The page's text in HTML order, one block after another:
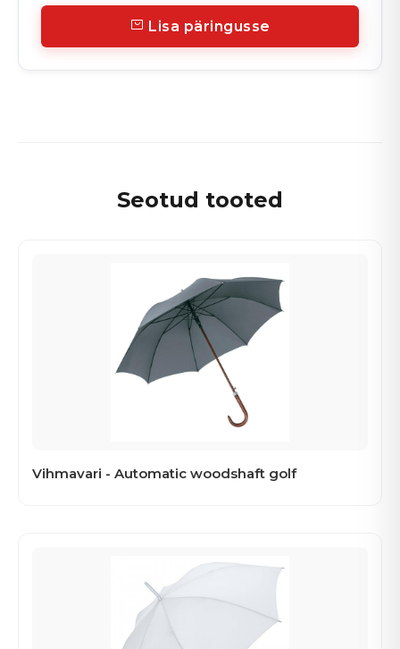
Lisa päringusse
Seotud tooted
Vihmavari - Automatic woodshaft golf